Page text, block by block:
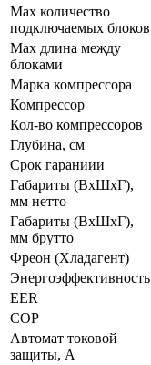
Max количество
подключаемых блоков
Max длина между
блоками
Марка компрессора
Компрессор
Кол-во компрессоров
Глубина, см
Срок гараниии
Габариты (ВxШxГ),
мм нетто
Габариты (ВxШxГ),
мм брутто
Фреон (Хладагент)
Энергоэффективность
EER
COP
Автомат токовой
защиты, A